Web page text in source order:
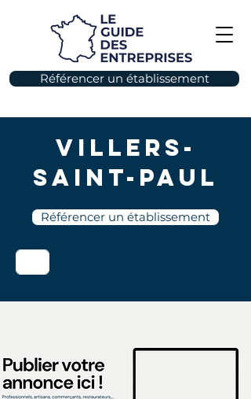
Référencer un établissement
Villers-
Saint-Paul
Référencer un établissement